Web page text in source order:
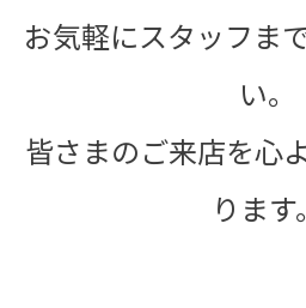
お気軽にスタッフま
い。
皆さまのご来店を心
ります。